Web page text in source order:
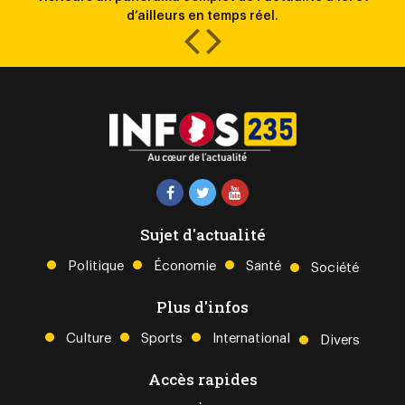
d’ailleurs en temps réel.
Sujet d'actualité
Politique Économie Santé Société
Plus d'infos
Culture Sports International Divers
Accès rapides